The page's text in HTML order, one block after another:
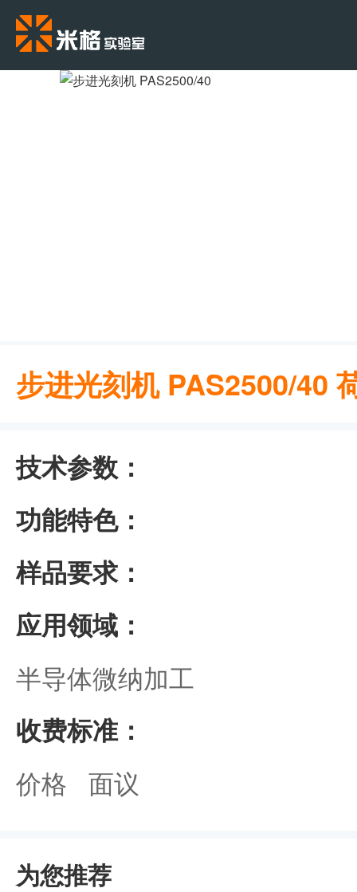
步进光刻机 PAS2500/
技术参数：
功能特色：
样品要求：
应用领域：
半导体微纳加工
收费标准：
价格 面议
为您推荐